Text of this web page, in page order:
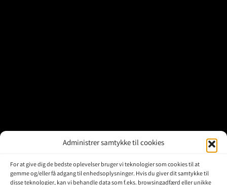
Administrer samtykke til cookies
For at give dig de bedste oplevelser bruger vi teknologier som cookies til at
gemme og/eller få adgang til enhedsoplysninger. Hvis du giver dit samtykke til
disse teknologier, kan vi behandle data som f.eks. browsingadfærd eller unikke